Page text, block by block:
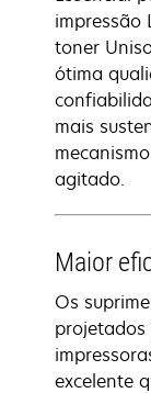
impressão
toner
ótima
mais
agitado.
Maior
Os
excelente